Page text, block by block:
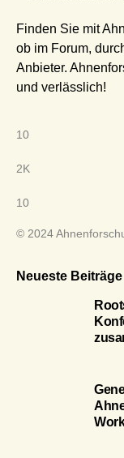
Finden Sie mit
ob im Forum,
Anbieter.
und verlässlich!
10
2K
10
© 2024
Neueste Beiträge